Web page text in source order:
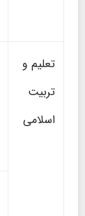
تعلیم و
تربیت
اسلامی